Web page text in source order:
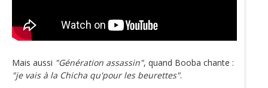
Mais aussi "Génération assassin", quand Booba chante :
"je vais à la Chicha qu'pour les beurettes".